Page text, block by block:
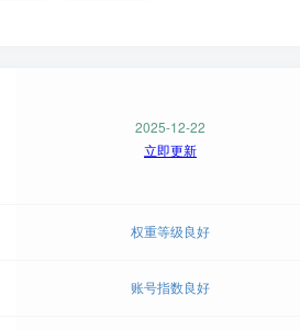
2025-12-22
立即更新
权重等级良好
账号指数良好